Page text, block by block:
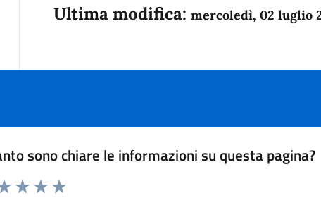
Ultima modifica: mercoledì, 02 luglio
sono chiare le informazioni su questa pagina?
1 a 5 stelle la pagina